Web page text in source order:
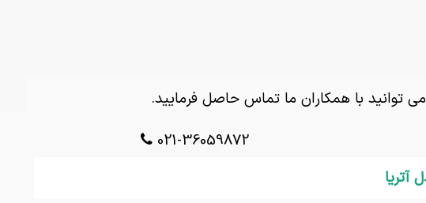
می توانید با همکاران ما تماس حاصل فرمایید.
021-36059872